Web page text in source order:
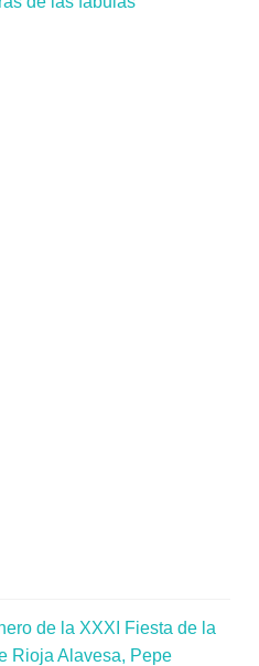
de la XXXI Fiesta de la
Rioja Alavesa, Pepe